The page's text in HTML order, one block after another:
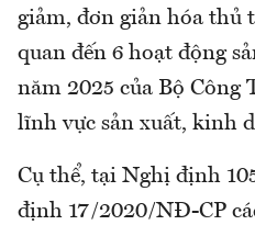
giảm, đơn giản hóa thủ
quan đến 6 hoạt động
năm 2025 của Bộ Công
lĩnh vực sản xuất, kinh
Cụ thể, tại Nghị định
định 17/2020/NĐ-CP